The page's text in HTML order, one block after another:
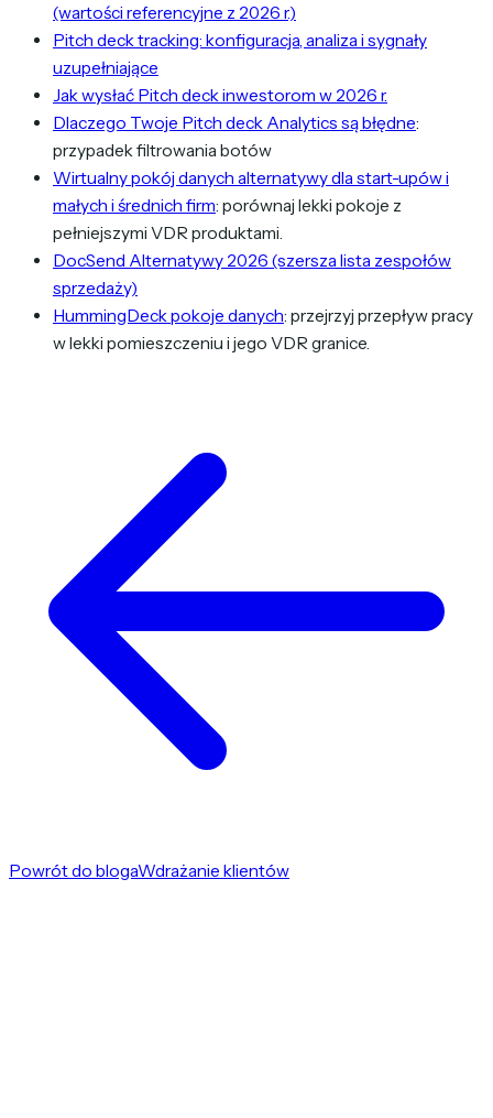
(wartości referencyjne z 2026 r.)
Pitch deck tracking: konfiguracja, analiza i sygnały
uzupełniające
Jak wysłać Pitch deck inwestorom w 2026 r.
Dlaczego Twoje Pitch deck Analytics są błędne:
przypadek filtrowania botów
Wirtualny pokój danych alternatywy dla start-upów i
małych i średnich firm: porównaj lekki pokoje z
pełniejszymi VDR produktami.
DocSend Alternatywy 2026 (szersza lista zespołów
sprzedaży)
HummingDeck pokoje danych: przejrzyj przepływ pracy
w lekki pomieszczeniu i jego VDR granice.
Powrót do blogaWdrażanie klientów